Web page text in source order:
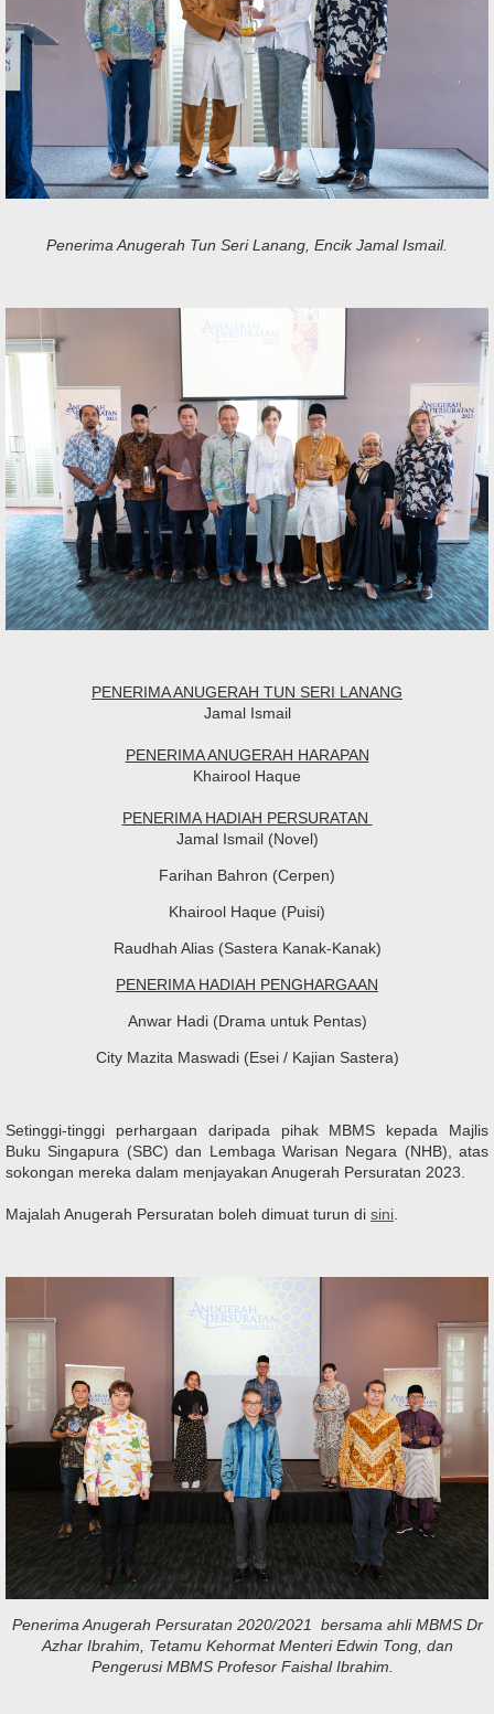
Penerima Anugerah Tun Seri Lanang, Encik Jamal Ismail.
PENERIMA ANUGERAH TUN SERI LANANG
Jamal Ismail
PENERIMA ANUGERAH HARAPAN
Khairool Haque
PENERIMA HADIAH PERSURATAN
Jamal Ismail (Novel)
Farihan Bahron (Cerpen)
Khairool Haque (Puisi)
Raudhah Alias (Sastera Kanak-Kanak)
PENERIMA HADIAH PENGHARGAAN
Anwar Hadi (Drama untuk Pentas)
City Mazita Maswadi (Esei / Kajian Sastera)
Setinggi-tinggi perhargaan daripada pihak MBMS kepada Majlis
Buku Singapura (SBC) dan Lembaga Warisan Negara (NHB), atas
sokongan mereka dalam menjayakan Anugerah Persuratan 2023.
Majalah Anugerah Persuratan boleh dimuat turun di sini
Penerima Anugerah Persuratan 2020/2021 bersama ahli MBMS Dr
Azhar Ibrahim, Tetamu Kehormat Menteri Edwin Tong, dan
Pengerusi MBMS Profesor Faishal Ibrahim.